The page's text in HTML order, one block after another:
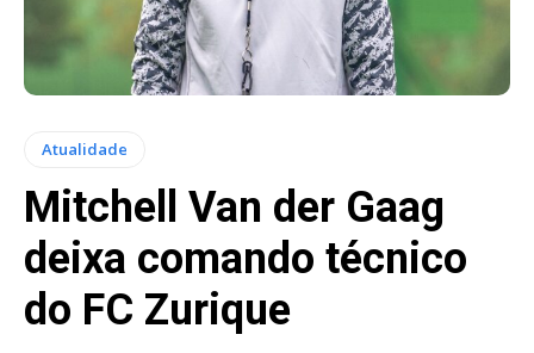
Atualidade
Mitchell Van der Gaag
deixa comando técnico
do FC Zurique